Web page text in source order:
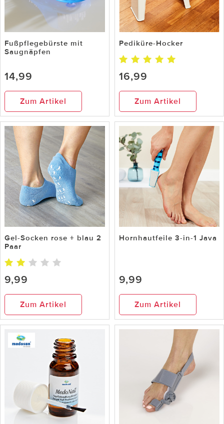
Fußpflegebürste mit
Saugnäpfen
14,99
Zum Artikel
Pediküre-Hocker
16,99
Zum Artikel
Gel-Socken rose + blau 2
Paar
9,99
Zum Artikel
Hornhautfeile 3-in-1 Java
9,99
Zum Artikel